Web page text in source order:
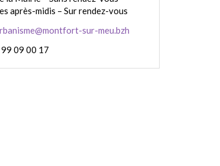
après-midis – Sur rendez-vous
sur-meu.bzh
99 09 00 17